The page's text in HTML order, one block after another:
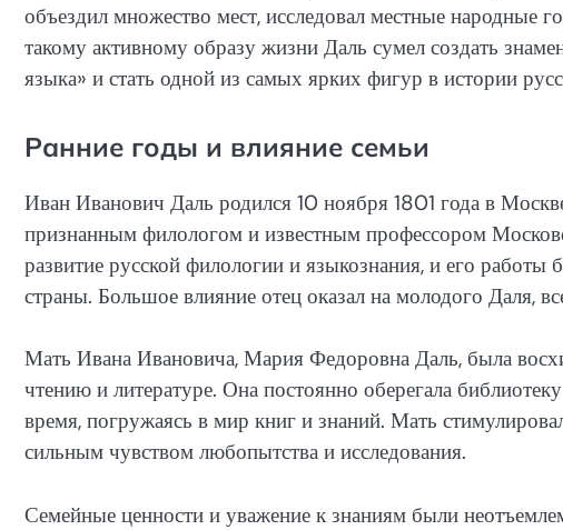
объездил множество мест, исследовал местные народные
такому активному образу жизни Даль сумел создать
языка» и стать одной из самых ярких фигур в истории
Ранние годы и влияние семьи
Иван Иванович Даль родился 10 ноября 1801 года в
признанным филологом и известным профессором
развитие русской филологии и языкознания, и его
страны. Большое влияние отец оказал на молодого Даля,
Мать Ивана Ивановича, Мария Федоровна Даль, была
чтению и литературе. Она постоянно оберегала
время, погружаясь в мир книг и знаний. Мать
сильным чувством любопытства и исследования.
Семейные ценности и уважение к знаниям были